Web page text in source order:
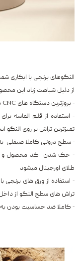
النگوهای برنجی با ابکاری
از دلیل شباهت زیاد این
- بروزترین دستگاه های CNC در تولید النگو
- استفاده از قلم الماسه
تمیزترین تراش بر روی النگو
- سطح درونی کاملا صیقلی
- حک شدن کد محصول و
طلای اورجینال میشود
- استفاده از ورق های برنجی
تراش های سطح النگو از
- کاملا ضد حساسیت بودن به